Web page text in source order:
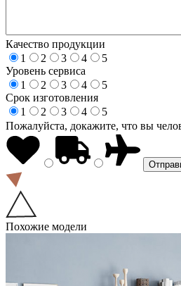
Качество продукции
1
2 3 4
5
Уровень сервиса
1
2 3 4
5
Срок изготовления
1
2 3 4
5
Пожалуйста, докажите, что вы
Похожие модели